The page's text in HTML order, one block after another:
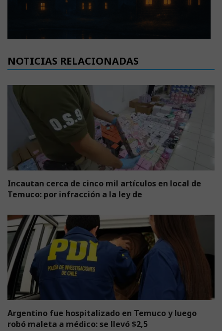
NOTICIAS RELACIONADAS
Incautan cerca de cinco mil artículos en local de
Temuco: por infracción a la ley de
Argentino fue hospitalizado en Temuco y luego
robó maleta a médico: se llevó $2,5